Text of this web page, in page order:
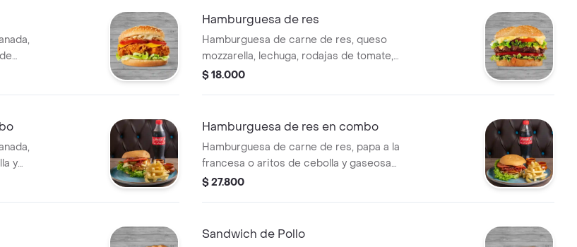
Hamburguesa de res
Hamburguesa de carne de res, queso
mozzarella, lechuga, rodajas de tomate,
cebolla blanca y salsas de la casa.
$ 18.000
y
Hamburguesa de res en combo
Hamburguesa de carne de res, papa a la
francesa o aritos de cebolla y gaseosa
coca cola 250 ml
$ 27.800
Sandwich de Pollo